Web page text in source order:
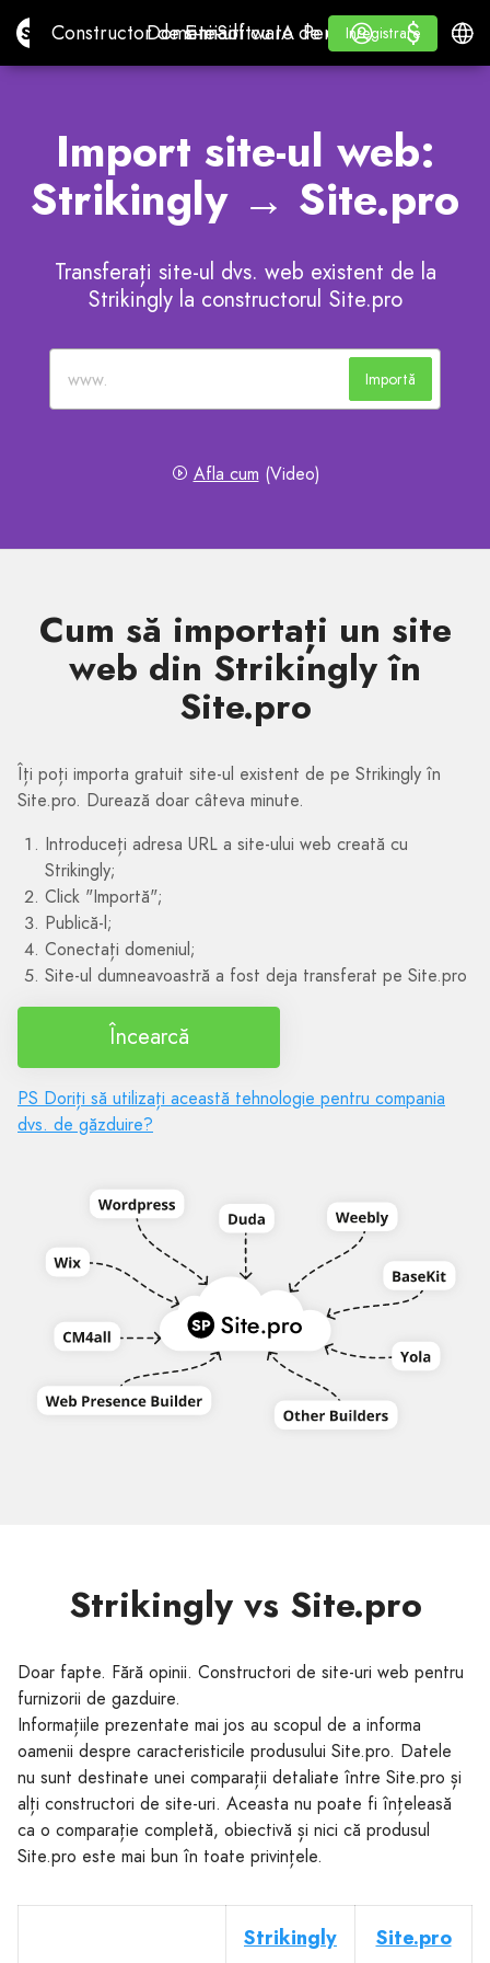
Site.proConstructor de site-uri cu IA
Constructor de site-uri cu IA
Domenii
Domenii
E-mail
E-mailSoftware de contabilitate
Software de contabilitate
Pentru
Pentru distribuitori
WHITE LABEL
Învăța
Învăța
Inregistrare
Inregistrare
Autentificare
$
$
Import site-ul web:
Strikingly → Site.pro
Transferați site-ul dvs. web existent de la
Strikingly la constructorul Site.pro
Importă
Afla cum (Video)
Cum să importați un site
web din Strikingly în
Site.pro
Îți poți importa gratuit site-ul existent de pe Strikingly în
Site.pro. Durează doar câteva minute.
Introduceți adresa URL a site-ului web creată cu
Strikingly;
Click "Importă";
Publică-l;
Conectați domeniul;
Site-ul dumneavoastră a fost deja transferat pe Site.pro
Încearcă
PS Doriți să utilizați această tehnologie pentru compania
dvs. de găzduire?
Strikingly vs Site.pro
Doar fapte. Fără opinii. Constructori de site-uri web pentru
furnizorii de gazduire.
Informațiile prezentate mai jos au scopul de a informa
oamenii despre caracteristicile produsului Site.pro. Datele
nu sunt destinate unei comparații detaliate între Site.pro și
alți constructori de site-uri. Aceasta nu poate fi înțeleasă
ca o comparație completă, obiectivă și nici că produsul
Site.pro este mai bun în toate privințele.
Strikingly Site.pro